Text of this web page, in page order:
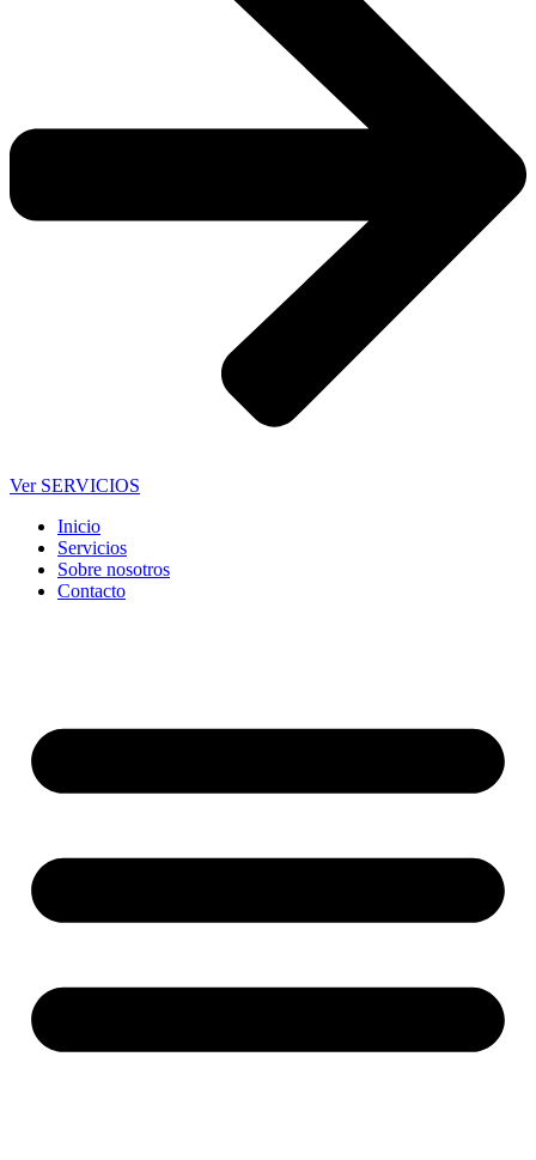
Ver SERVICIOS
Inicio
Servicios
Sobre nosotros
Contacto